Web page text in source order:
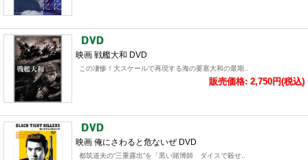
映画 戦艦大和 DVD
この凄惨！大スケールで再現する海の要塞大和の最期..
販売価格: 2,750円(税込)
映画 俺にさわると危ないぜ DVD
都筑道夫の“三重露出”を「黒い賭博師 ダイスで殺せ..